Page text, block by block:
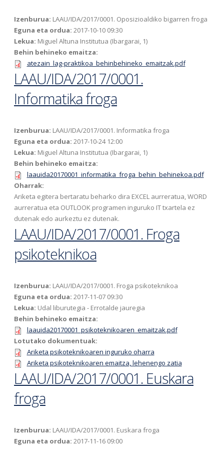
Izenburua: LAAU/IDA/2017/0001. Oposizioaldiko bigarren froga
Eguna eta ordua: 2017-10-10 09:30
Lekua: Miguel Altuna Institutua (Ibargarai, 1)
Behin behineko emaitza:
atezain_lag-praktikoa_behinbehineko_emaitzak.pdf
LAAU/IDA/2017/0001.
Informatika froga
Izenburua: LAAU/IDA/2017/0001. Informatika froga
Eguna eta ordua: 2017-10-24 12:00
Lekua: Miguel Altuna Institutua (Ibargarai, 1)
Behin behineko emaitza:
laauida20170001_informatika_froga_behin_behinekoa.pdf
Oharrak:
Ariketa egitera bertaratu beharko dira EXCEL aurreratua, WORD
aurreratua eta OUTLOOK programen inguruko IT txartela ez
dutenak edo aurkeztu ez dutenak.
LAAU/IDA/2017/0001. Froga
psikoteknikoa
Izenburua: LAAU/IDA/2017/0001. Froga psikoteknikoa
Eguna eta ordua: 2017-11-07 09:30
Lekua: Udal liburutegia - Errotalde jauregia
Behin behineko emaitza:
laauida20170001_psikoteknikoaren_emaitzak.pdf
Lotutako dokumentuak:
Ariketa psikoteknikoaren inguruko oharra
Ariketa psikoteknikoaren emaitza, lehenengo zatia
LAAU/IDA/2017/0001. Euskara
froga
Izenburua: LAAU/IDA/2017/0001. Euskara froga
Eguna eta ordua: 2017-11-16 09:00